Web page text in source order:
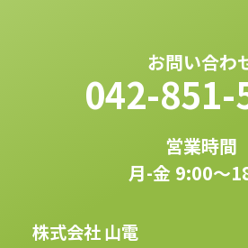
お問い合わ
042-851-
営業時間
月-金 9:00〜
株式会社 山電